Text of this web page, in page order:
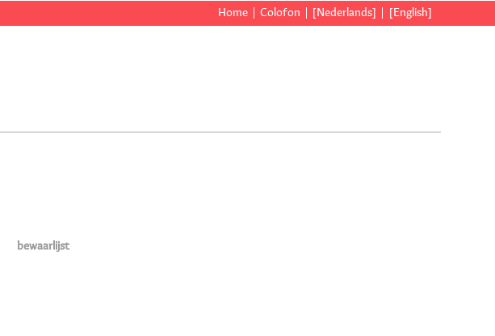
Home Colofon [Nederlands] [English]
bewaarlijst